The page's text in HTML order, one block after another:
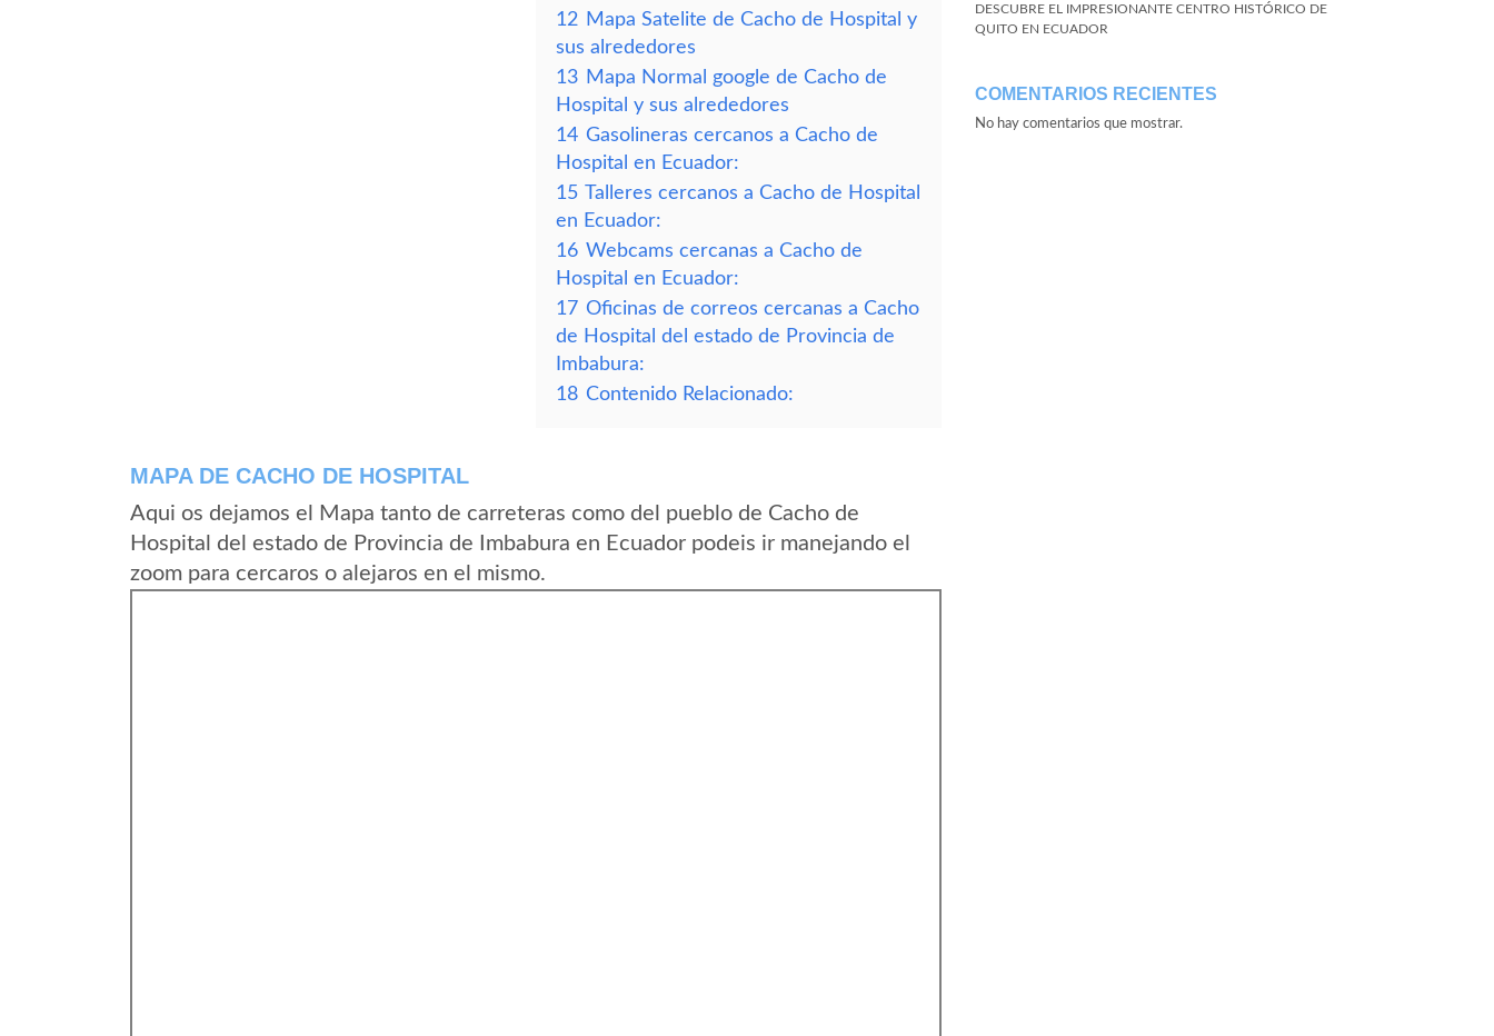
12 Mapa Satelite de Cacho de Hospital y
sus alrededores
13 Mapa Normal google de Cacho de
Hospital y sus alrededores
14 Gasolineras cercanos a Cacho de
Hospital en Ecuador:
15 Talleres cercanos a Cacho de Hospital
en Ecuador:
16 Webcams cercanas a Cacho de
Hospital en Ecuador:
17 Oficinas de correos cercanas a Cacho
de Hospital del estado de Provincia de
Imbabura:
18 Contenido Relacionado:
MAPA DE CACHO DE HOSPITAL
Aqui os dejamos el Mapa tanto de carreteras como del pueblo de Cacho de
Hospital del estado de Provincia de Imbabura en Ecuador podeis ir manejando el
zoom para cercaros o alejaros en el mismo.
DESCUBRE EL IMPRESIONANTE CENTRO HISTÓRICO DE
QUITO EN ECUADOR
COMENTARIOS RECIENTES
No hay comentarios que mostrar.